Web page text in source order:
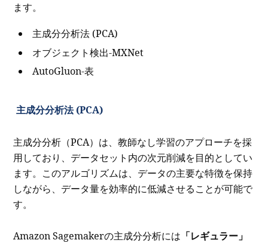
ます。
主成分分析法 (PCA)
オブジェクト検出-MXNet
AutoGluon-表
主成分分析法 (PCA)
主成分分析（PCA）は、教師なし学習のアプローチを採
用しており、データセット内の次元削減を目的としてい
ます。このアルゴリズムは、データの主要な特徴を保持
しながら、データ量を効率的に低減させることが可能で
す。
Amazon Sagemakerの主成分分析には 「レギュラー」